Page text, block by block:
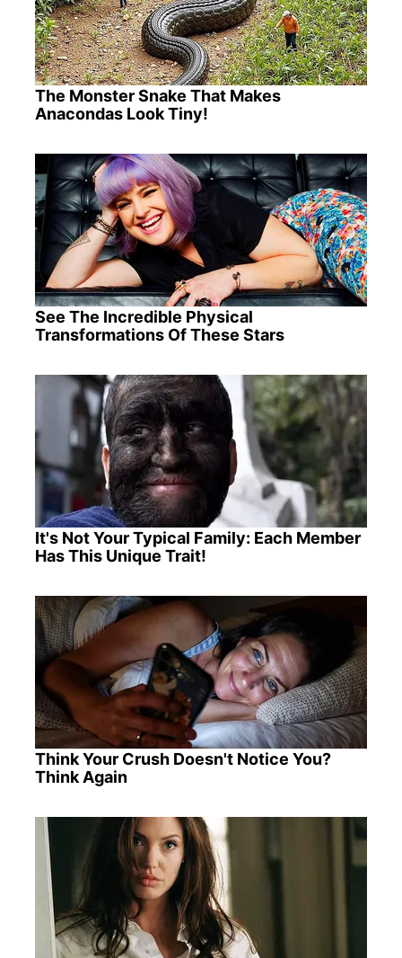
The Monster Snake That Makes
Anacondas Look Tiny!
See The Incredible Physical
Transformations Of These Stars
It's Not Your Typical Family: Each Member
Has This Unique Trait!
Think Your Crush Doesn't Notice You?
Think Again